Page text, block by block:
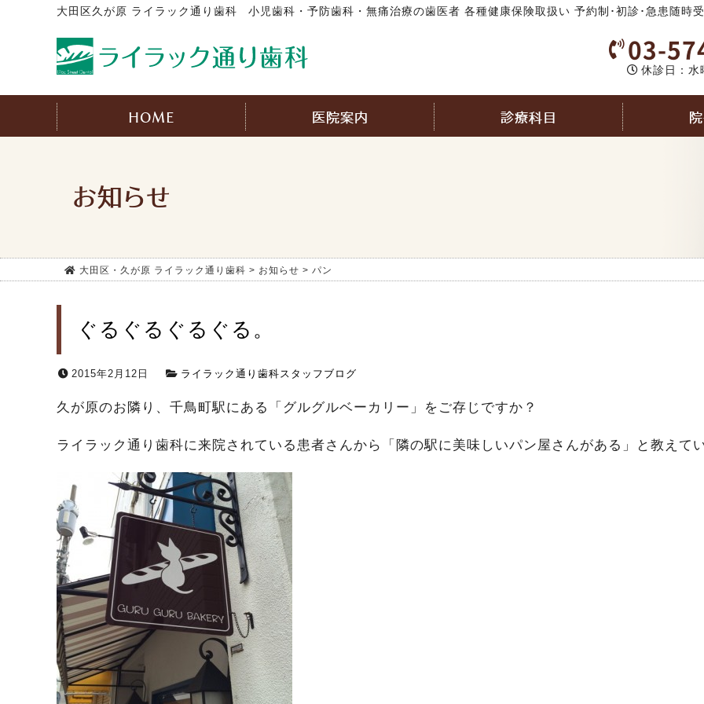
大田区久が原 ライラック通り歯科 小児歯科・予防歯科・無痛治療の歯医者 各種健康保険取扱い 予約制･初診･急患随時
03-
休診日：水
HOME 医院案内 診療科目
お知らせ
大田区・久が原 ライラック通り歯科 > お知らせ > パン
ぐるぐるぐるぐる。
2015年2月12日 ライラック通り歯科スタッフブログ
久が原のお隣り、千鳥町駅にある「グルグルベーカリー」をご存じですか？
ライラック通り歯科に来院されている患者さんから「隣の駅に美味しいパン屋さんがある」と教えて